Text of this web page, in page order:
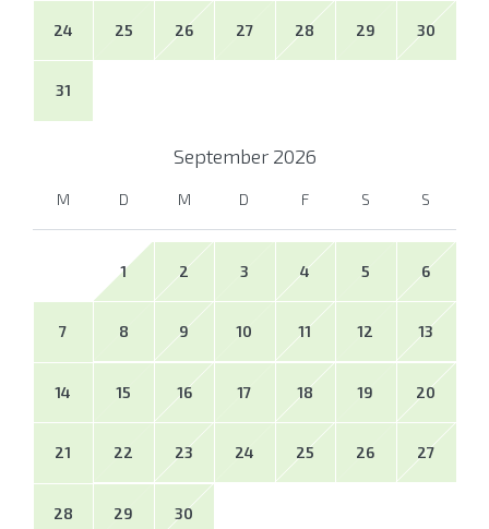
24 25 26 27 28 29 30
31
September 2026
M D M D F S S
1 2 3 4 5 6
7 8 9 10 11 12 13
14 15 16 17 18 19 20
21 22 23 24 25 26 27
28 29 30